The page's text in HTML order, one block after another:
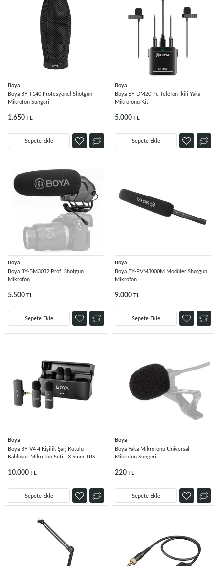
Boya
Boya BY-T140 Profesyonel Shotgun
Mikrofon Süngeri
1.650 TL
Sepete Ekle
Boya
Boya BY-DM20 Pc Telefon İkili Yaka
Mikrofonu Kit
5.000 TL
Sepete Ekle
Boya
Boya BY-BM3032 Prof. Shotgun
Mikrofon
5.500 TL
Sepete Ekle
Boya
Boya BY-PVM3000M Modüler Shotgun
Mikrofon
9.000 TL
Sepete Ekle
Boya
Boya BY-V4 4 Kişilik Şarj Kutulu
Kablosuz Mikrofon Seti - 3.5mm TRS
10.000 TL
Sepete Ekle
Boya
Boya Yaka Mikrofonu Universal
Mikrofon Süngeri
220 TL
Sepete Ekle